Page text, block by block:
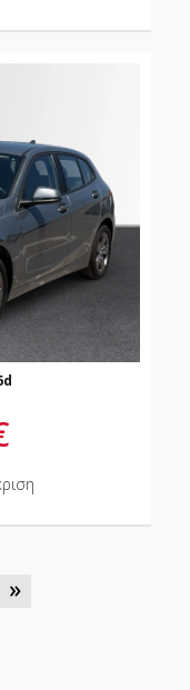
»Επόμενο